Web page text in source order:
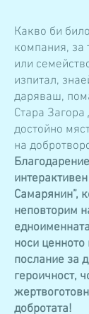
Какво би
компания, за
или
изпитал,
даряваш,
Стара
достойно
на
Самарянин”,
неповторим
носи
послание за
героичност,
добротата!